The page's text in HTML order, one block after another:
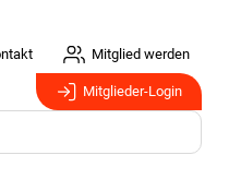
Mitglied werden
Mitglieder-Login